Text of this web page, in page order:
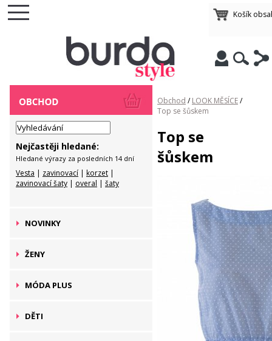
Košík
Nejčastěji hledané:
Hledané výrazy za posledních 14 dní
Vesta | zavinovací | korzet |
zavinovací šaty | overal | šaty
NOVINKY
ŽENY
MÓDA PLUS
DĚTI
Obchod / LOOK MĚSÍCE/
Top se šůskem
Top se
šůskem